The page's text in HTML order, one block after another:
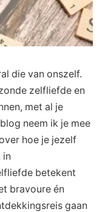
die van onszelf.
zelfliefde en
met ‌al je
neem ik je mee
hoe je jezelf
in
betekent
bravoure én
gaan